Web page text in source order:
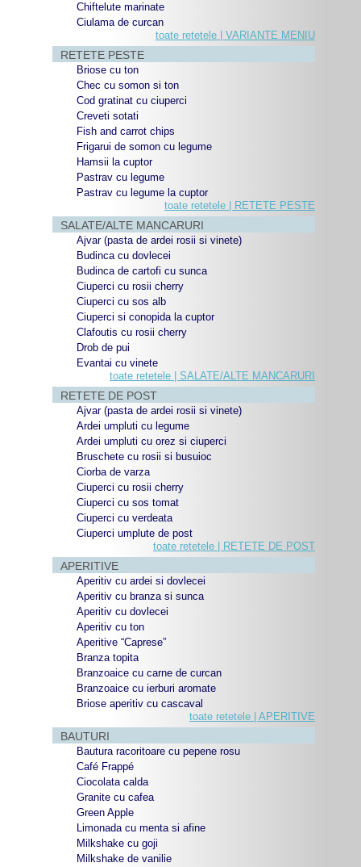
Chiftelute marinate
Ciulama de curcan
toate retetele | VARIANTE MENIU
RETETE PESTE
Briose cu ton
Chec cu somon si ton
Cod gratinat cu ciuperci
Creveti sotati
Fish and carrot chips
Frigarui de somon cu legume
Hamsii la cuptor
Pastrav cu legume
Pastrav cu legume la cuptor
toate retetele | RETETE PESTE
SALATE/ALTE MANCARURI
Ajvar (pasta de ardei rosii si vinete)
Budinca cu dovlecei
Budinca de cartofi cu sunca
Ciuperci cu rosii cherry
Ciuperci cu sos alb
Ciuperci si conopida la cuptor
Clafoutis cu rosii cherry
Drob de pui
Evantai cu vinete
toate retetele | SALATE/ALTE MANCARURI
RETETE DE POST
Ajvar (pasta de ardei rosii si vinete)
Ardei umpluti cu legume
Ardei umpluti cu orez si ciuperci
Bruschete cu rosii si busuioc
Ciorba de varza
Ciuperci cu rosii cherry
Ciuperci cu sos tomat
Ciuperci cu verdeata
Ciuperci umplute de post
toate retetele | RETETE DE POST
APERITIVE
Aperitiv cu ardei si dovlecei
Aperitiv cu branza si sunca
Aperitiv cu dovlecei
Aperitiv cu ton
Aperitive “Caprese”
Branza topita
Branzoaice cu carne de curcan
Branzoaice cu ierburi aromate
Briose aperitiv cu cascaval
toate retetele | APERITIVE
BAUTURI
Bautura racoritoare cu pepene rosu
Café Frappé
Ciocolata calda
Granite cu cafea
Green Apple
Limonada cu menta si afine
Milkshake cu goji
Milkshake de vanilie